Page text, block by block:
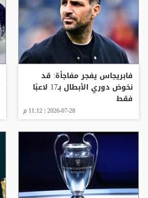
فابريجاس يفجر مفاجأة: قد
نخوض دوري الأبطال بـ17 لاعبًا
فقط
2026-07-28 | 11:12 م